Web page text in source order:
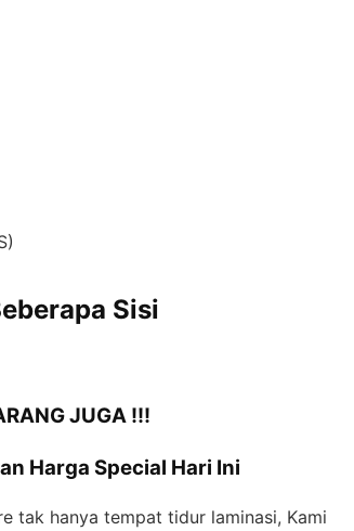
Sisi
JUGA !!!
Harga Special Hari Ini
tak hanya tempat tidur laminasi, Kami